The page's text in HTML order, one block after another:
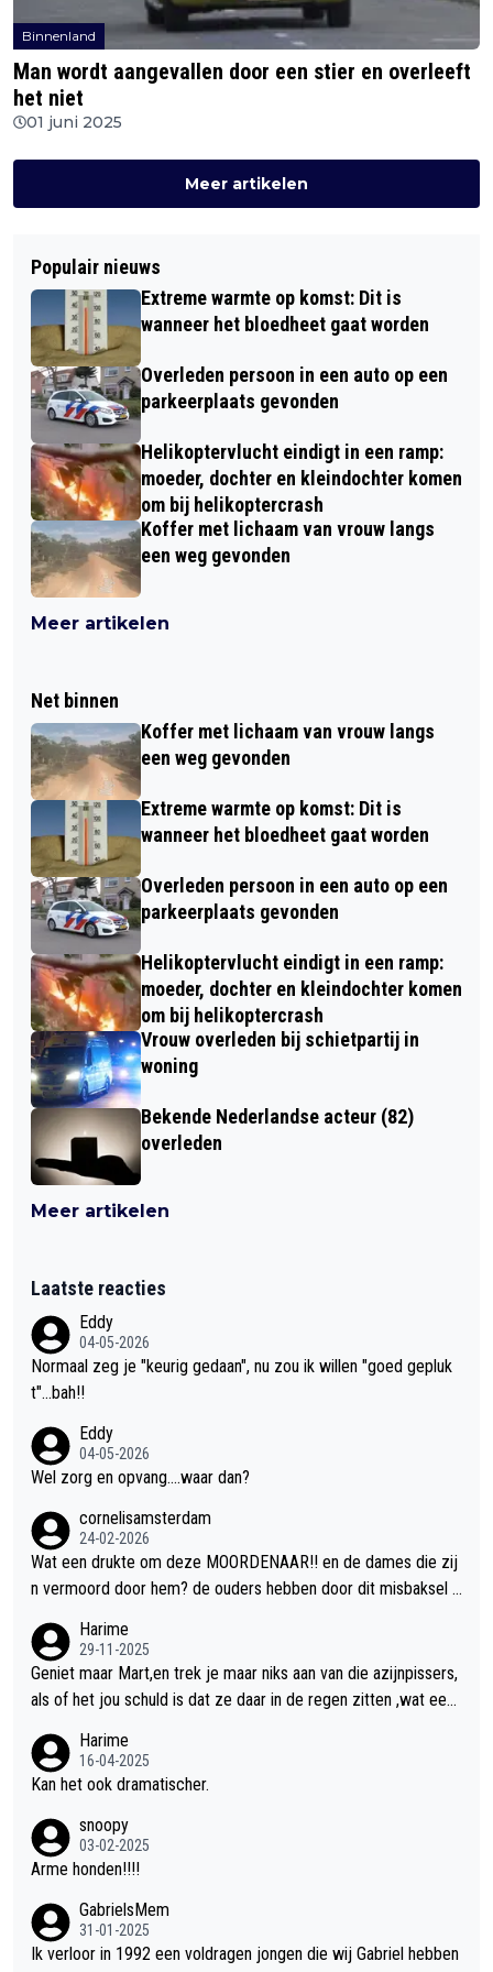
Binnenland
Man wordt aangevallen door een stier en overleeft
het niet
01 juni 2025
Meer artikelen
Populair nieuws
Extreme warmte op komst: Dit is
wanneer het bloedheet gaat worden
Overleden persoon in een auto op een
parkeerplaats gevonden
Helikoptervlucht eindigt in een ramp:
moeder, dochter en kleindochter komen
om bij helikoptercrash
Koffer met lichaam van vrouw langs
een weg gevonden
Meer artikelen
Net binnen
Koffer met lichaam van vrouw langs
een weg gevonden
Extreme warmte op komst: Dit is
wanneer het bloedheet gaat worden
Overleden persoon in een auto op een
parkeerplaats gevonden
Helikoptervlucht eindigt in een ramp:
moeder, dochter en kleindochter komen
om bij helikoptercrash
Vrouw overleden bij schietpartij in
woning
Bekende Nederlandse acteur (82)
overleden
Meer artikelen
Laatste reacties
Eddy
04-05-2026
Normaal zeg je "keurig gedaan", nu zou ik willen "goed gepluk
t"...bah!!
Eddy
04-05-2026
Wel zorg en opvang....waar dan?
cornelisamsterdam
24-02-2026
Wat een drukte om deze MOORDENAAR!! en de dames die zij
n vermoord door hem? de ouders hebben door dit misbaksel l
gelost!!
Harime
29-11-2025
Geniet maar Mart,en trek je maar niks aan van die azijnpissers,
als of het jou schuld is dat ze daar in de regen zitten ,wat een
Harime
16-04-2025
Kan het ook dramatischer.
snoopy
03-02-2025
Arme honden!!!!
GabrielsMem
31-01-2025
Ik verloor in 1992 een voldragen jongen die wij Gabriel hebben